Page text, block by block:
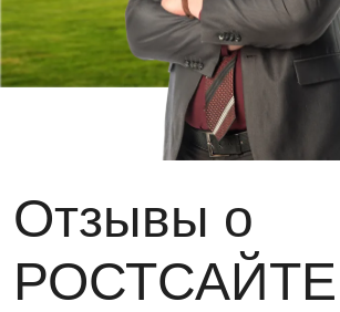
Отзывы о
РОСТСАЙТЕ